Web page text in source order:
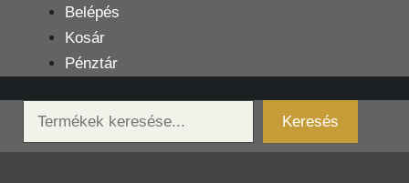
tartalomba
Belépés
Kosár
Pénztár
Keresés
Keresés